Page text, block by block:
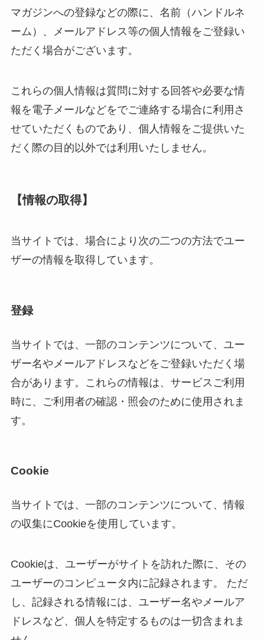
マガジンへの登録などの際に、名前（ハンドルネ
ーム）、メールアドレス等の個人情報をご登録い
ただく場合がございます。
これらの個人情報は質問に対する回答や必要な情
報を電子メールなどをでご連絡する場合に利用さ
せていただくものであり、個人情報をご提供いた
だく際の目的以外では利用いたしません。
【情報の取得】
当サイトでは、場合により次の二つの方法でユー
ザーの情報を取得しています。
登録
当サイトでは、一部のコンテンツについて、ユー
ザー名やメールアドレスなどをご登録いただく場
合があります。これらの情報は、サービスご利用
時に、ご利用者の確認・照会のために使用されま
す。
Cookie
当サイトでは、一部のコンテンツについて、情報
の収集にCookieを使用しています。
Cookieは、ユーザーがサイトを訪れた際に、その
ユーザーのコンピュータ内に記録されます。 ただ
し、記録される情報には、ユーザー名やメールア
ドレスなど、個人を特定するものは一切含まれま